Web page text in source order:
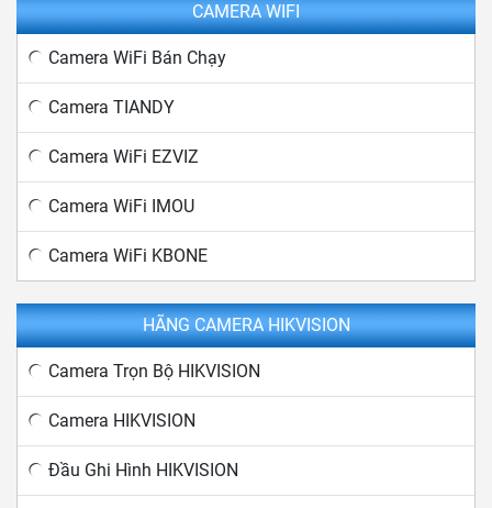
CAMERA WIFI
Camera WiFi Bán Chạy
Camera TIANDY
Camera WiFi EZVIZ
Camera WiFi IMOU
Camera WiFi KBONE
HÃNG CAMERA HIKVISION
Camera Trọn Bộ HIKVISION
Camera HIKVISION
Đầu Ghi Hình HIKVISION